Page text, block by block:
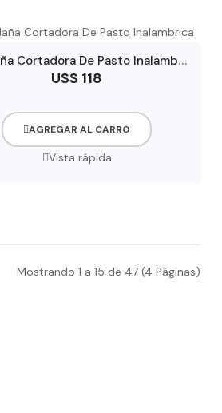
G
uadaña Cortadora De Pasto Inalambrica
U$S 118
AGREGAR AL CARRO
Vista rápida
Mostrando 1 a 15 de 47 (4 Páginas)